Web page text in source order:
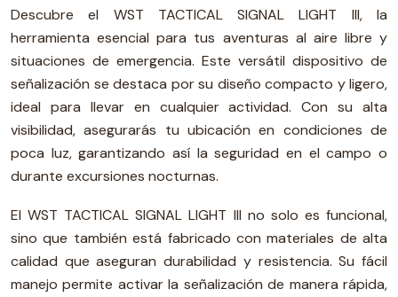
Descubre el WST TACTICAL SIGNAL LIGHT III, la
herramienta esencial para tus aventuras al aire libre y
situaciones de emergencia. Este versátil dispositivo de
señalización se destaca por su diseño compacto y ligero,
ideal para llevar en cualquier actividad. Con su alta
visibilidad, asegurarás tu ubicación en condiciones de
poca luz, garantizando así la seguridad en el campo o
durante excursiones nocturnas.
El WST TACTICAL SIGNAL LIGHT III no solo es funcional,
sino que también está fabricado con materiales de alta
calidad que aseguran durabilidad y resistencia. Su fácil
manejo permite activar la señalización de manera rápida,